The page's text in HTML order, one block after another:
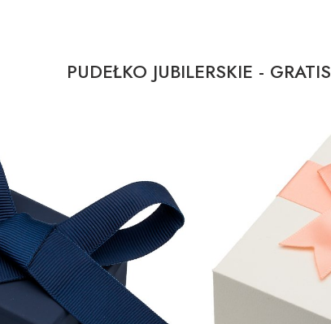
PUDEŁKO JUBILERSKIE - GRATIS